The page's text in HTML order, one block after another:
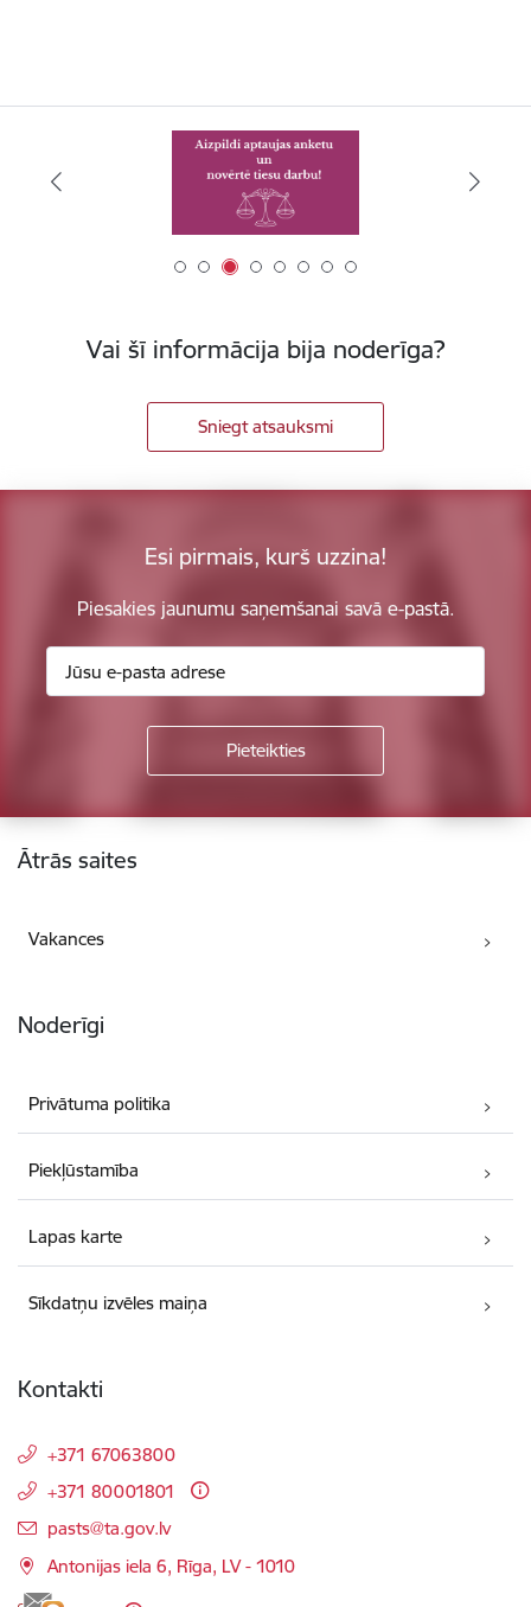
Vai šī informācija bija noderīga?
Sniegt atsauksmi
Esi pirmais, kurš uzzina!
Piesakies jaunumu saņemšanai savā e-pastā.
Kājene
Ātrās saites
Vakances
Noderīgi
Privātuma politika
Piekļūstamība
Lapas karte
Sīkdatņu izvēles maiņa
Kontakti
+371 67063800
+371 80001801
E-pasts:
pasts@ta.gov.lv
Antonijas iela 6, Rīga, LV - 1010